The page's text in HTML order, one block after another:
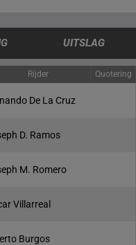
UITSLAG
Rijder Quotering
De La Cruz
D. Ramos
M. Romero
Villarreal
Burgos